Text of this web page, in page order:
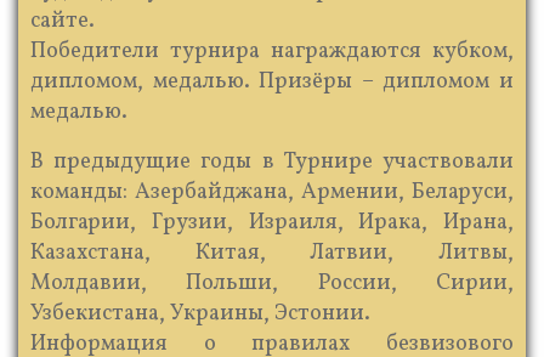
сайте.
Победители турнира награждаются кубком,
дипломом, медалью. Призёры – дипломом и
медалью.
В предыдущие годы в Турнире участвовали
команды: Азербайджана, Армении, Беларуси,
Болгарии, Грузии, Израиля, Ирака, Ирана,
Казахстана, Китая, Латвии, Литвы,
Молдавии, Польши, России, Сирии,
Узбекистана, Украины, Эстонии.
Информация о правилах безвизового